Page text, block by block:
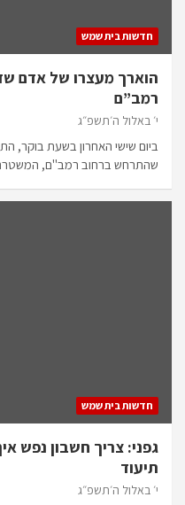
חדשות בית שמש
הוארך מעצרו של אדם
רמב”ם
י׳ באלול ה׳תשפ״ג
ביום שישי האחרון בשעת בוקר,
שהתרחש ברחוב רמב"ם,
חדשות בית שמש
גפני: צריך חשבון נפש
תיעוד
י׳ באלול ה׳תשפ״ג